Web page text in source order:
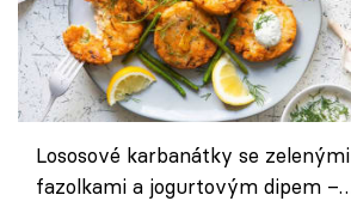
Lososové karbanátky se zelenými
fazolkami a jogurtovým dipem –